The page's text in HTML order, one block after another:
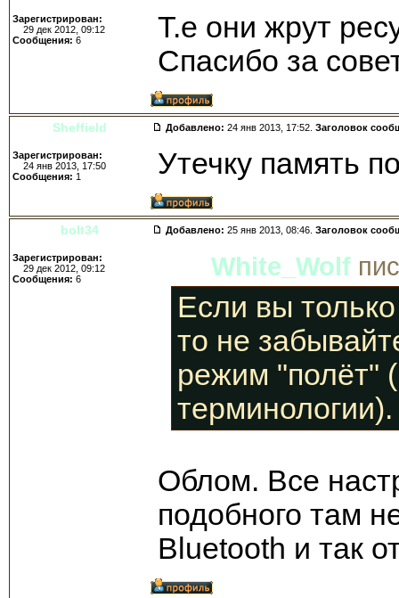
Зарегистрирован:
29 дек 2012, 09:12
Сообщения: 6
Т.е они жрут
Спасибо за
Sheffield Добавлено: 24 янв 2013, 17:52. Заголовок
Зарегистрирован:
24 янв 2013, 17:50
Сообщения: 1 Утечку память
bolt34 Добавлено: 25 янв 2013, 08:46. Заголовок
Зарегистрирован:
29 дек 2012, 09:12
Сообщения: 6 White_Wolf
Если вы
то не
режим "полёт"
терминологии).
Облом. Все
подобного там
Bluetooth и так